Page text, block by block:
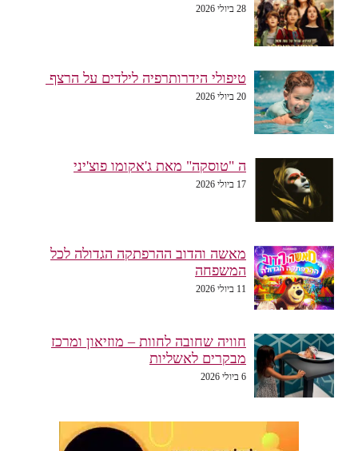
28 ביולי 2026
טיפולי הידרותרפיה לילדים על הרצף
20 ביולי 2026
ה "טוסקה" מאת ג'אקומו פוצ'יני
17 ביולי 2026
מאשה והדוב ההרפתקה הגדולה לכל
המשפחה
11 ביולי 2026
חוויה שחובה לחוות – מוזיאון ומרכז
מבקרים לאשליות
6 ביולי 2026